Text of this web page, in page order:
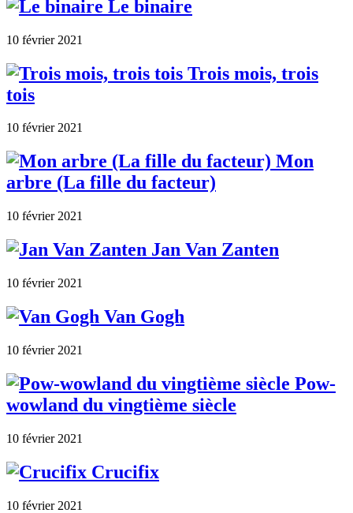
Le binaire
10 février 2021
Trois mois, trois
tois
10 février 2021
Mon
arbre (La fille du facteur)
10 février 2021
Jan Van Zanten
10 février 2021
Van Gogh
10 février 2021
Pow-
wowland du vingtième siècle
10 février 2021
Crucifix
10 février 2021